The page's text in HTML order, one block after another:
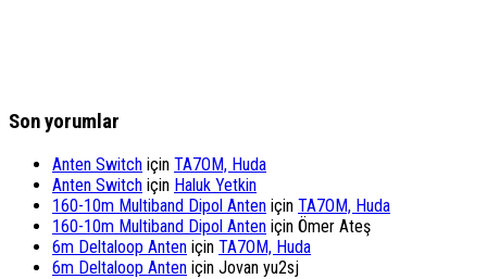
Son yorumlar
Anten Switch için TA7OM, Huda
Anten Switch için Haluk Yetkin
160-10m Multiband Dipol Anten için TA7OM, Huda
160-10m Multiband Dipol Anten için Ömer Ateş
6m Deltaloop Anten için TA7OM, Huda
6m Deltaloop Anten için Jovan yu2sj